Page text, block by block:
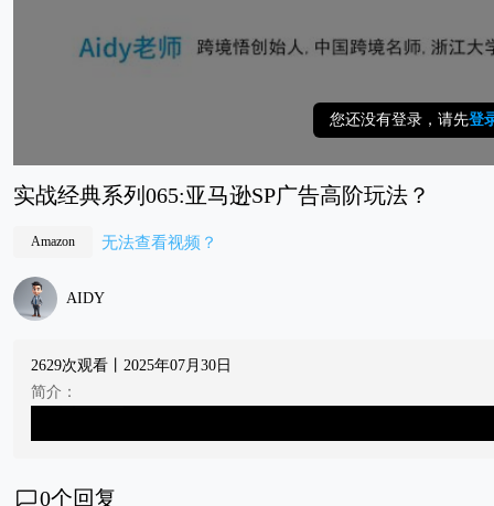
您还没有登录，请先登
实战经典系列065:亚马逊SP广告高阶玩法？
Amazon 无法查看视频？
AIDY
2629次观看丨2025年07月30日
简介：
0个回复